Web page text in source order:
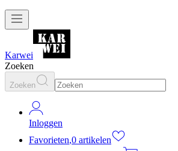
Karwei
Zoeken
Zoeken
Inloggen
Favorieten,0 artikelen